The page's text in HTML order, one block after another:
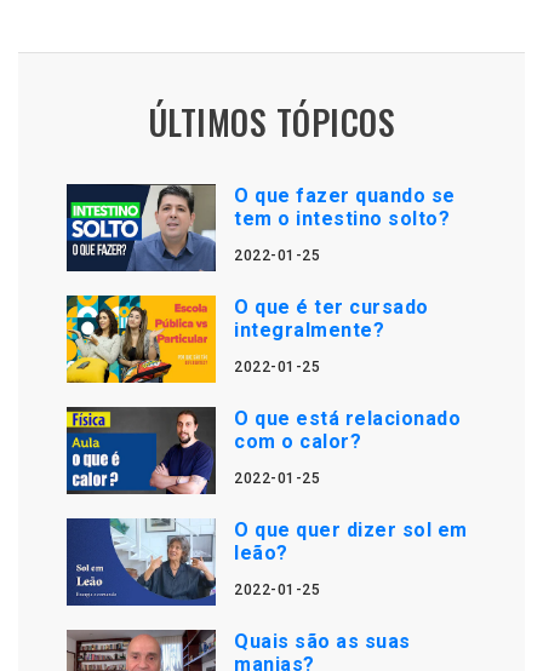
ÚLTIMOS TÓPICOS
O que fazer quando se
tem o intestino solto?
2022-01-25
O que é ter cursado
integralmente?
2022-01-25
O que está relacionado
com o calor?
2022-01-25
O que quer dizer sol em
leão?
2022-01-25
Quais são as suas
manias?